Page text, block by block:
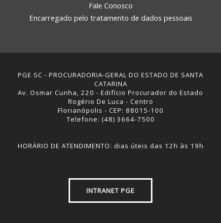
Fale Conosco
Encarregado pelo tratamento de dados pessoais
PGE SC - PROCURADORIA-GERAL DO ESTADO DE SANTA
CATARINA
Av. Osmar Cunha, 220 - Edifício Procurador do Estado
Rogério De Luca - Centro
Florianópolis - CEP: 88015-100
Telefone: (48) 3664-7500
HORÁRIO DE ATENDIMENTO: dias úteis das 12h às 19h
INTRANET PGE